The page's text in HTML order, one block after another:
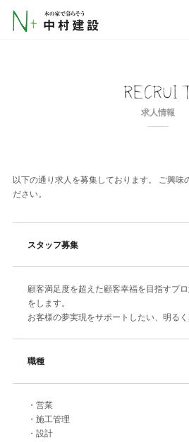
求人情報
以下の通り求人を募集しております。 ご興味
ださい。
スタッフ募集
顧客満足度を超えた顧客幸福を目指すプ
をします。
お客様の夢実現をサポートしたい、明る
職種
・営業
・施工管理
・設計